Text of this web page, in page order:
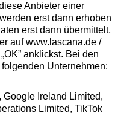
Anbieter einer
erst dann erhoben
erst dann übermittelt,
auf www.lascana.de /
anklickst. Bei den
Unternehmen:
Google Ireland Limited,
Limited, TikTok